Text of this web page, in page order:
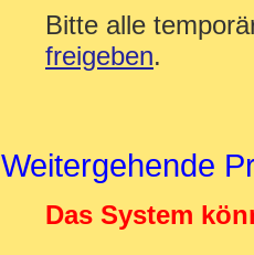
Bitte alle
freigeben.
Weitergehende
Das System